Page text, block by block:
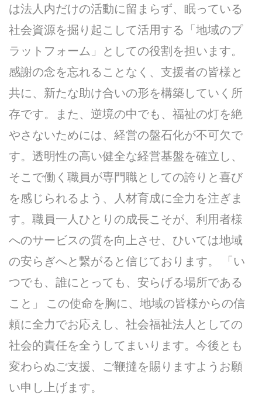
は法人内だけの活動に留まらず、眠っている
社会資源を掘り起こして活用する「地域のプ
ラットフォーム」としての役割を担います。
感謝の念を忘れることなく、支援者の皆様と
共に、新たな助け合いの形を構築していく所
存です。また、逆境の中でも、福祉の灯を絶
やさないためには、経営の盤石化が不可欠で
す。透明性の高い健全な経営基盤を確立し、
そこで働く職員が専門職としての誇りと喜び
を感じられるよう、人材育成に全力を注ぎま
す。職員一人ひとりの成長こそが、利用者様
へのサービスの質を向上させ、ひいては地域
の安らぎへと繋がると信じております。 「い
つでも、誰にとっても、安らげる場所である
こと」 この使命を胸に、地域の皆様からの信
頼に全力でお応えし、社会福祉法人としての
社会的責任を全うしてまいります。今後とも
変わらぬご支援、ご鞭撻を賜りますようお願
い申し上げます。